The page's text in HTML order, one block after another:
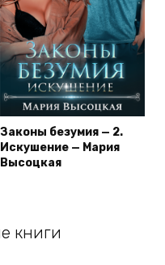
Законы безумия — 2.
Искушение — Мария
Высоцкая
книги